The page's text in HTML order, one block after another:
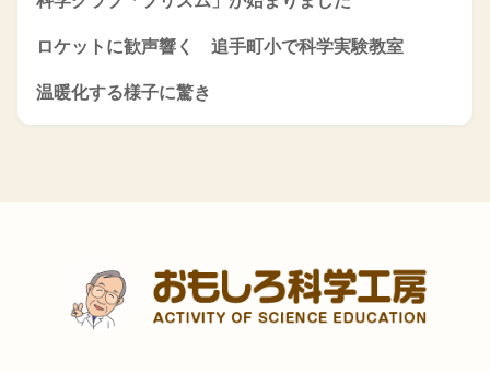
ロケットに歓声響く 追手町小で科学実験教室
温暖化する様子に驚き